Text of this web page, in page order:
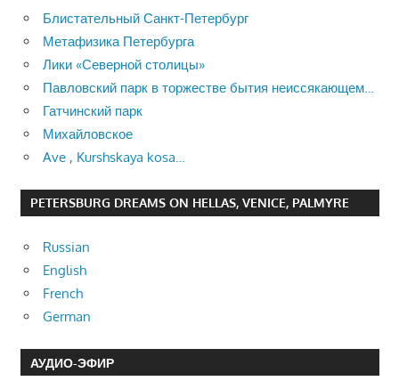
Блистательный Санкт-Петербург
Метафизика Петербурга
Лики «Северной столицы»
Павловский парк в торжестве бытия неиссякающем…
Гатчинский парк
Михайловское
Ave , Kurshskaya kosa…
PETERSBURG DREAMS ON HELLAS, VENICE, PALMYRE
Russian
English
French
German
АУДИО-ЭФИР